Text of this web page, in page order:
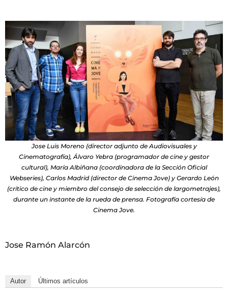
Jose Luis Moreno (director adjunto de Audiovisuales y
Cinematografía), Álvaro Yebra (programador de cine y gestor
cultural), María Albiñana (coordinadora de la Sección Oficial
Webseries), Carlos Madrid (director de Cinema Jove) y Gerardo León
(crítico de cine y miembro del consejo de selección de largometrajes),
durante un instante de la rueda de prensa. Fotografía cortesía de
Cinema Jove.
Jose Ramón Alarcón
Autor Últimos artículos